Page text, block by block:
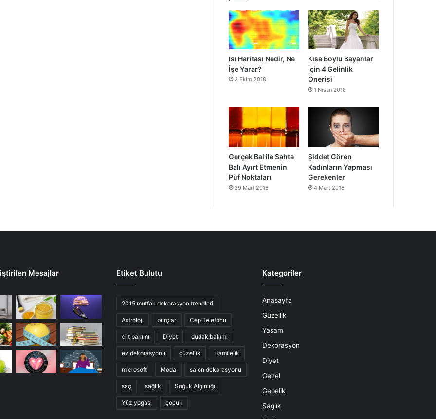
Isı Haritası Nedir, Ne
İşe Yarar?
3 Ekim 2018
Kısa Boylu Bayanlar
İçin 4 Gelinlik
Önerisi
1 Nisan 2018
Gerçek Bal ile Sahte
Balı Ayırt Etmenin
Püf Noktaları
29 Mart 2018
Şiddet Gören
Kadınların Yapması
Gerekenler
4 Mart 2018
Mesajlar Etiket Bulutu
2015 mutfak dekorasyon trendleri
Astroloji burçlar Cep Telefonu
cilt bakımı Diyet dudak bakımı
ev dekorasyonu güzellik Hamilelik
microsoft Moda salon dekorasyonu
saç sağlık Soğuk Algınlığı
Yüz yogası çocuk
Kategoriler
Anasayfa
Güzellik
Yaşam
Dekorasyon
Diyet
Genel
Gebelik
Sağlık